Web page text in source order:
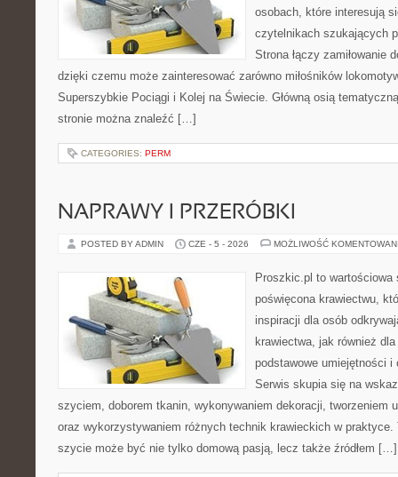
osobach, które interesują
czytelnikach szukających
Strona łączy zamiłowanie
dzięki czemu może zainteresować zarówno miłośników
Superszybkie Pociągi i Kolej na Świecie. Główną osią
stronie można znaleźć […]
CATEGORIES: PERM
NAPRAWY I PRZERÓBKI
POSTED BY ADMIN CZE - 5 - 2026 MOŻLIWOŚĆ
Proszkic.pl to wartościowa
poświęcona krawiectwu,
inspiracji dla osób
krawiectwa, jak również
podstawowe umiejętności
Serwis skupia się na
szyciem, doborem tkanin, wykonywaniem dekoracji, tworzeniem
oraz wykorzystywaniem różnych technik krawieckich w
szycie może być nie tylko domową pasją, lecz także źródłem […]